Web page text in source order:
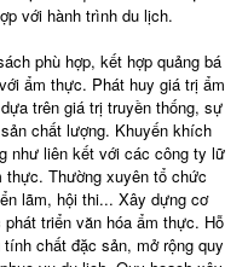
với hành trình du lịch.
phù hợp, kết hợp quảng bá
ẩm thực. Phát huy giá trị ẩm
trên giá trị truyền thống, sự
chất lượng. Khuyến khích
như liên kết với các công ty lữ
thực. Thường xuyên tổ chức
lãm, hội thi... Xây dựng cơ
triển văn hóa ẩm thực. Hỗ
chất đặc sản, mở rộng quy